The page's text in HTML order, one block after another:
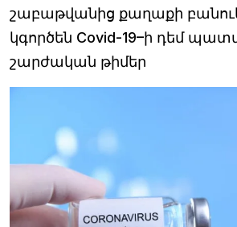
շաբաթվանից քաղաքի
կգործեն Covid-19–ի դեմ
շարժական թիմեր